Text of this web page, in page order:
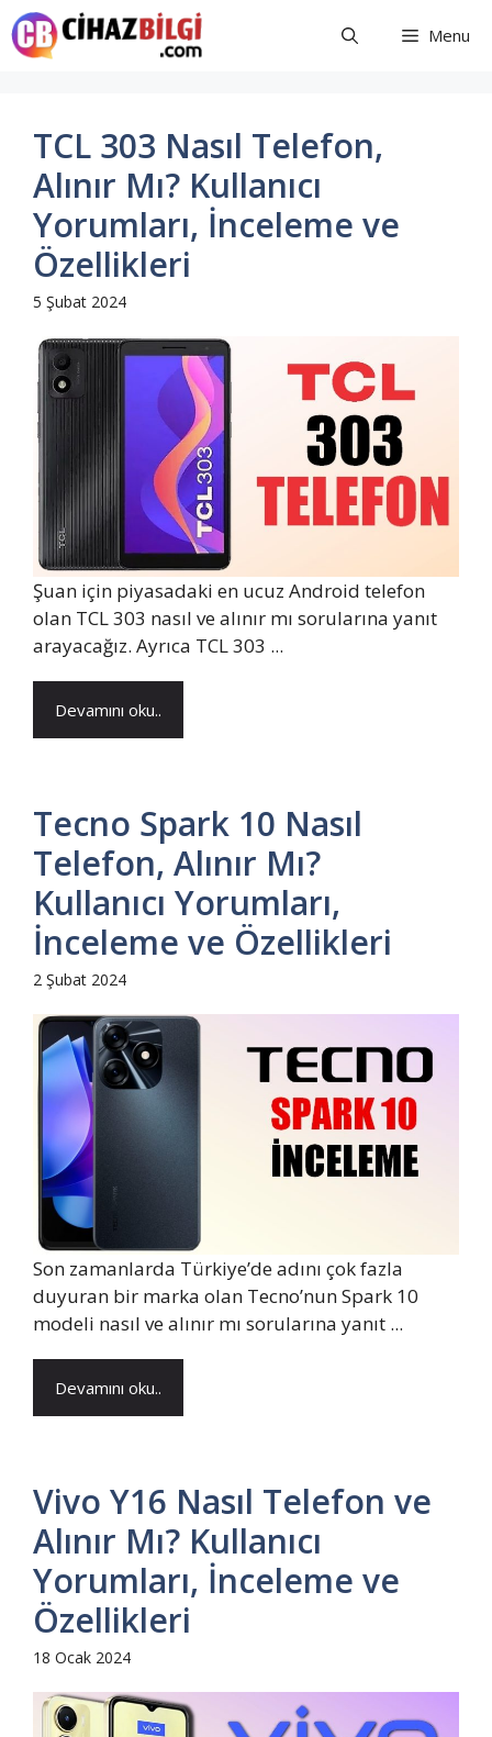
İçeriğe
atla
Menu
TCL 303 Nasıl Telefon,
Alınır Mı? Kullanıcı
Yorumları, İnceleme ve
Özellikleri
5 Şubat 2024
Şuan için piyasadaki en ucuz Android telefon
olan TCL 303 nasıl ve alınır mı sorularına yanıt
arayacağız. Ayrıca TCL 303 ...
Devamını oku..
Tecno Spark 10 Nasıl
Telefon, Alınır Mı?
Kullanıcı Yorumları,
İnceleme ve Özellikleri
2 Şubat 2024
Son zamanlarda Türkiye’de adını çok fazla
duyuran bir marka olan Tecno’nun Spark 10
modeli nasıl ve alınır mı sorularına yanıt ...
Devamını oku..
Vivo Y16 Nasıl Telefon ve
Alınır Mı? Kullanıcı
Yorumları, İnceleme ve
Özellikleri
18 Ocak 2024